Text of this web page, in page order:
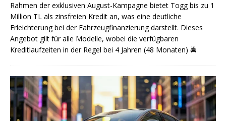
Rahmen der exklusiven August-Kampagne bietet Togg bis zu 1
Million TL als zinsfreien Kredit an, was eine deutliche
Erleichterung bei der Fahrzeugfinanzierung darstellt. Dieses
Angebot gilt für alle Modelle, wobei die verfügbaren
Kreditlaufzeiten in der Regel bei 4 Jahren (48 Monaten) 🚔